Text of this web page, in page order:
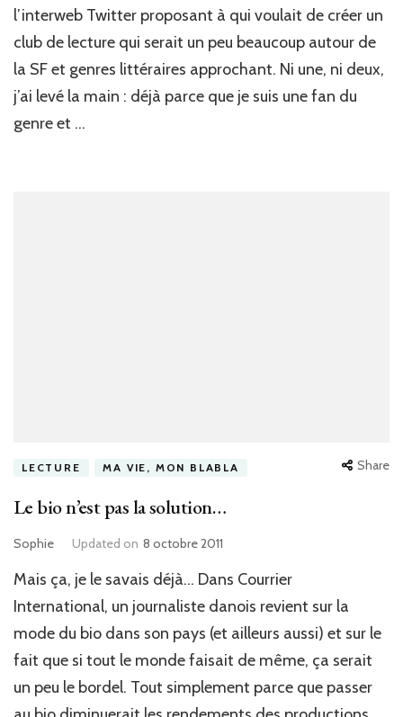
l’interweb Twitter proposant à qui voulait de créer un
club de lecture qui serait un peu beaucoup autour de
la SF et genres littéraires approchant. Ni une, ni deux,
j’ai levé la main : déjà parce que je suis une fan du
genre et …
LECTURE MA VIE, MON BLABLA Share
Le bio n’est pas la solution…
Sophie Updated on 8 octobre 2011
Mais ça, je le savais déjà… Dans Courrier
International, un journaliste danois revient sur la
mode du bio dans son pays (et ailleurs aussi) et sur le
fait que si tout le monde faisait de même, ça serait
un peu le bordel. Tout simplement parce que passer